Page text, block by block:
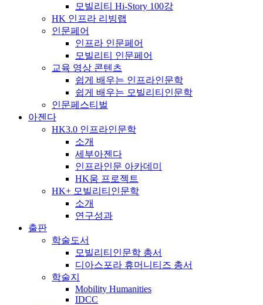
모빌리티 Hi-Story 100강
HK 인프라 리빙랩
인문페어
인프라 인문페어
모빌리티 인문페어
교육 영상 콘텐츠
쉽게 배우는 인프라인문학
쉽게 배우는 모빌리티인문학
인문페스티벌
아젠다
HK3.0 인프라인문학
소개
세부아젠다
인프라인문 아카데미
HK움 프로젝트
HK+ 모빌리티인문학
소개
연구성과
출판
학술도서
모빌리티인문학 총서
디아스포라 휴머니티즈 총서
학술지
Mobility Humanities
IDCC